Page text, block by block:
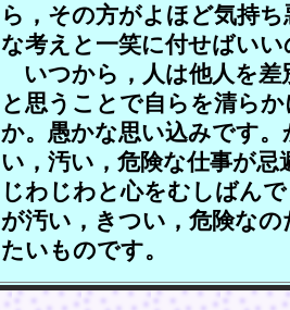
ら，その方がよほど気持
な考えと一笑に付せばい
いつから，人は他人を差
と思うことで自らを清ら
か。愚かな思い込みです
い，汚い，危険な仕事が
じわじわと心をむしばん
が汚い，きつい，危険な
たいものです。